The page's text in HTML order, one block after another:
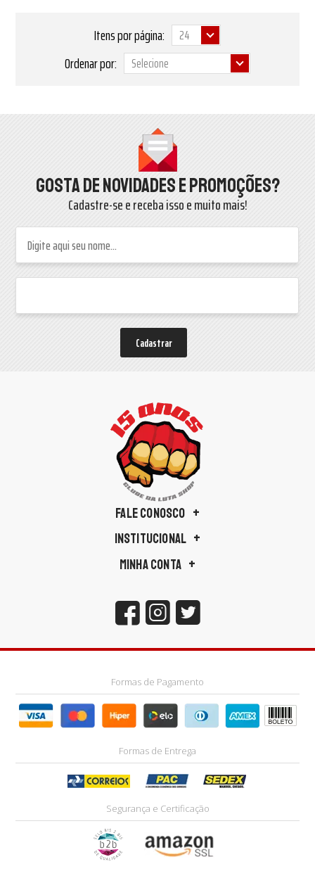
Itens por página:
Ordenar por:
Gosta de novidades e promoções?
Cadastre-se e receba isso e muito mais!
Cadastrar
FALE CONOSCO
INSTITUCIONAL
MINHA CONTA
Formas de Pagamento
Formas de Entrega
Segurança e Certificação